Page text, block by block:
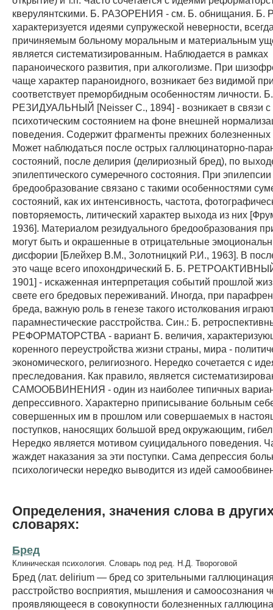
Определения, значения слова в
словарях:
Бред
Клиническая психология. Словарь под ред. Н.Д. Твороговой
Бред (лат. delirium — бред со зрительными
расстройство восприятия, мышления и самоосознания
проявляющееся в совокупности болезненных